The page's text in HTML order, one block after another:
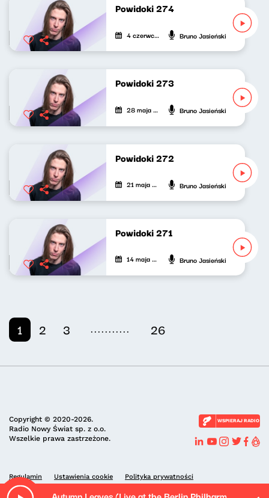
Powidoki 274
4 czerwca 2026 Bruno Jasieński
Powidoki 273
28 maja 2026 Bruno Jasieński
Powidoki 272
21 maja 2026 Bruno Jasieński
Powidoki 271
14 maja 2026 Bruno Jasieński
1 2 3 ........... 26
Copyright © 2020-2026.
Radio Nowy Świat sp. z o.o.
Wszelkie prawa zastrzeżone.
WSPIERAJ RADIO
Regulamin Ustawienia cookie Polityka prywatności